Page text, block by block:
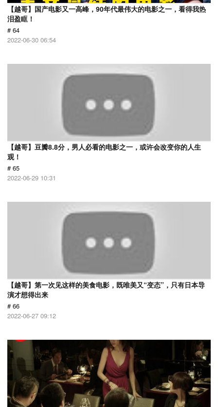
【越哥】国产电影又一高峰，90年代最伟大的电影之一，看得我热
泪盈眶！
# 64
2022-06-30 06:54
【越哥】豆瓣8.8分，男人必看的电影之一，或许会改变你的人生
观！
# 65
2022-06-29 10:31
【越哥】第一次见这样的美食电影，既唯美又“变态”，只有日本导
演才想得出来
# 66
2022-06-27 09:12